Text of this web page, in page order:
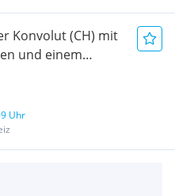
Konvolut (CH) mit
und einem
Uhr